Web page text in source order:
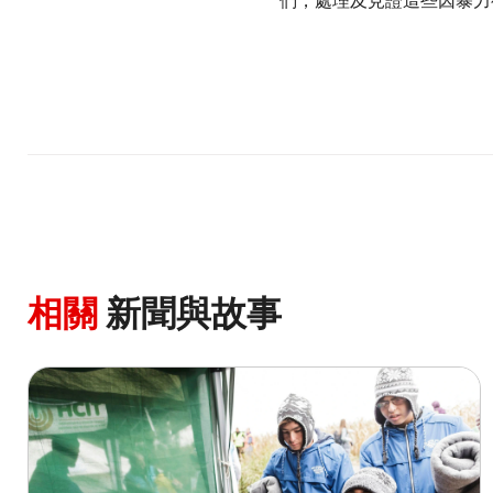
相關 新聞與故事